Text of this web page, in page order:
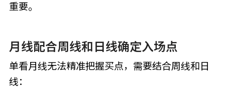
重要。
月线配合周线和日线确定入场点
单看月线无法精准把握买点，需要结合周线和日
线：